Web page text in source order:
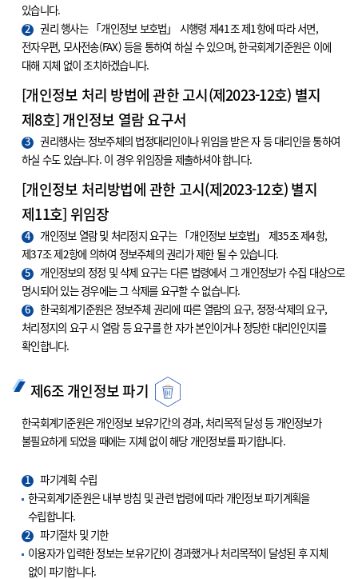
있습니다.
2
권리 행사는 「개인정보 보호법」 시행령 제41조 제1항에 따라 서면,
전자우편, 모사전송(FAX) 등을 통하여 하실 수 있으며, 한국회계기준원은 이에
대해 지체 없이 조치하겠습니다.
[개인정보 처리 방법에 관한 고시(제2023-12호) 별지
제8호] 개인정보 열람 요구서
3
권리행사는 정보주체의 법정대리인이나 위임을 받은 자 등 대리인을 통하여
하실 수도 있습니다. 이 경우 위임장을 제출하셔야 합니다.
[개인정보 처리방법에 관한 고시(제2023-12호) 별지
제11호] 위임장
4
개인정보 열람 및 처리정지 요구는 「개인정보 보호법」 제35조 제4항,
제37조 제2항에 의하여 정보주체의 권리가 제한 될 수 있습니다.
5
개인정보의 정정 및 삭제 요구는 다른 법령에서 그 개인정보가 수집 대상으로
명시되어 있는 경우에는 그 삭제를 요구할 수 없습니다.
6
한국회계기준원은 정보주체 권리에 따른 열람의 요구, 정정·삭제의 요구,
처리정지의 요구 시 열람 등 요구를 한 자가 본인이거나 정당한 대리인인지를
확인합니다.
제6조 개인정보 파기
한국회계기준원은 개인정보 보유기간의 경과, 처리목적 달성 등 개인정보가
불필요하게 되었을 때에는 지체 없이 해당 개인정보를 파기합니다.
1
파기계획 수립
한국회계기준원은 내부 방침 및 관련 법령에 따라 개인정보 파기계획을
수립합니다.
2
파기절차 및 기한
이용자가 입력한 정보는 보유기간이 경과했거나 처리목적이 달성된 후 지체
없이 파기합니다.